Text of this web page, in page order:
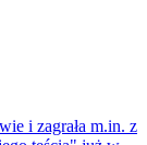
i zagrała m.in. z